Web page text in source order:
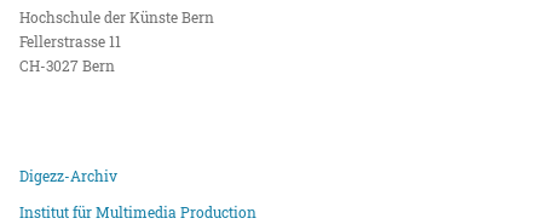
Hochschule der Künste Bern
Fellerstrasse 11
CH-3027 Bern
Digezz-Archiv
Institut für Multimedia Production